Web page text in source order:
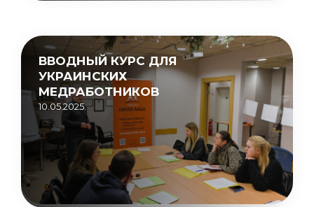
ВВОДНЫЙ КУРС ДЛЯ
УКРАИНСКИХ
МЕДРАБОТНИКОВ
10.05.2025.